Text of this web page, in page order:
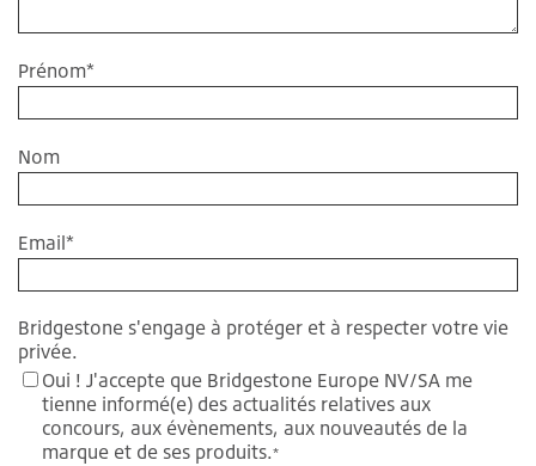
Prénom*
Nom
Email*
Bridgestone s'engage à protéger et à respecter votre vie
privée.
Oui ! J'accepte que Bridgestone Europe NV/SA me
tienne informé(e) des actualités relatives aux
concours, aux évènements, aux nouveautés de la
marque et de ses produits.*